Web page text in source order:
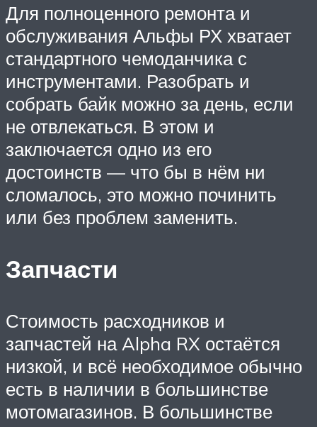
Для полноценного ремонта и
обслуживания Альфы РХ хватает
стандартного чемоданчика с
инструментами. Разобрать и
собрать байк можно за день, если
не отвлекаться. В этом и
заключается одно из его
достоинств — что бы в нём ни
сломалось, это можно починить
или без проблем заменить.
Запчасти
Стоимость расходников и
запчастей на Alpha RX остаётся
низкой, и всё необходимое обычно
есть в наличии в большинстве
мотомагазинов. В большинстве